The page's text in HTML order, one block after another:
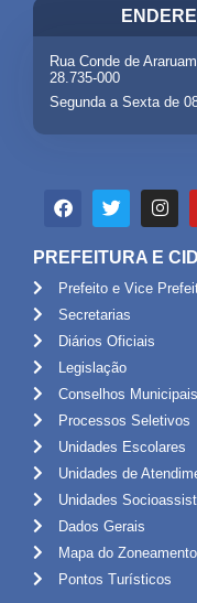
Rua Conde de
28.735-000
Segunda a Sexta de
PREFEITURA E
Prefeito e Vice
Secretarias
Diários Oficiais
Legislação
Conselhos Municipais
Processos Seletivos
Unidades Escolares
Unidades de
Unidades
Dados Gerais
Mapa do Zoneamento
Pontos Turísticos